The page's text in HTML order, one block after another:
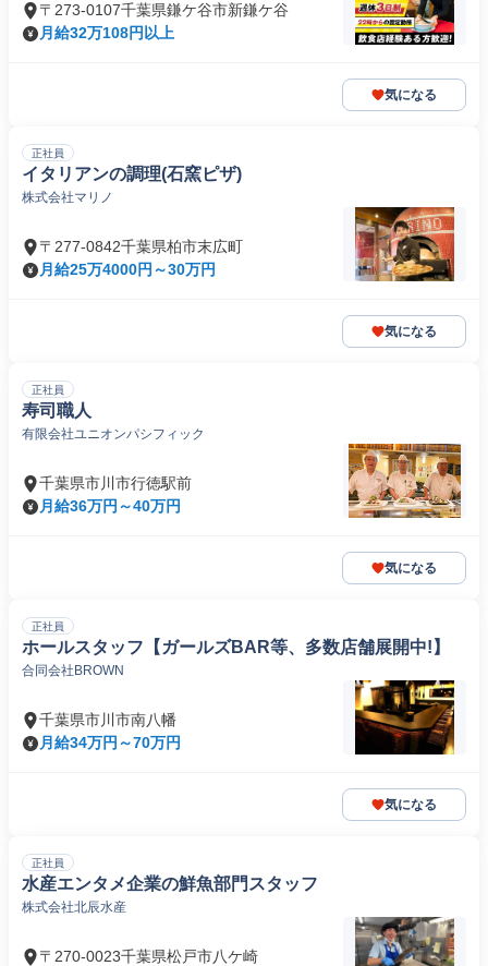
〒273-0107千葉県鎌ケ谷市新鎌ケ谷
月給32万108円以上
気になる
正社員
イタリアンの調理(石窯ピザ)
株式会社マリノ
〒277-0842千葉県柏市末広町
月給25万4000円～30万円
気になる
正社員
寿司職人
有限会社ユニオンパシフィック
千葉県市川市行徳駅前
月給36万円～40万円
気になる
正社員
ホールスタッフ【ガールズBAR等、多数店舗展開中!】
合同会社BROWN
千葉県市川市南八幡
月給34万円～70万円
気になる
正社員
水産エンタメ企業の鮮魚部門スタッフ
株式会社北辰水産
〒270-0023千葉県松戸市八ケ崎